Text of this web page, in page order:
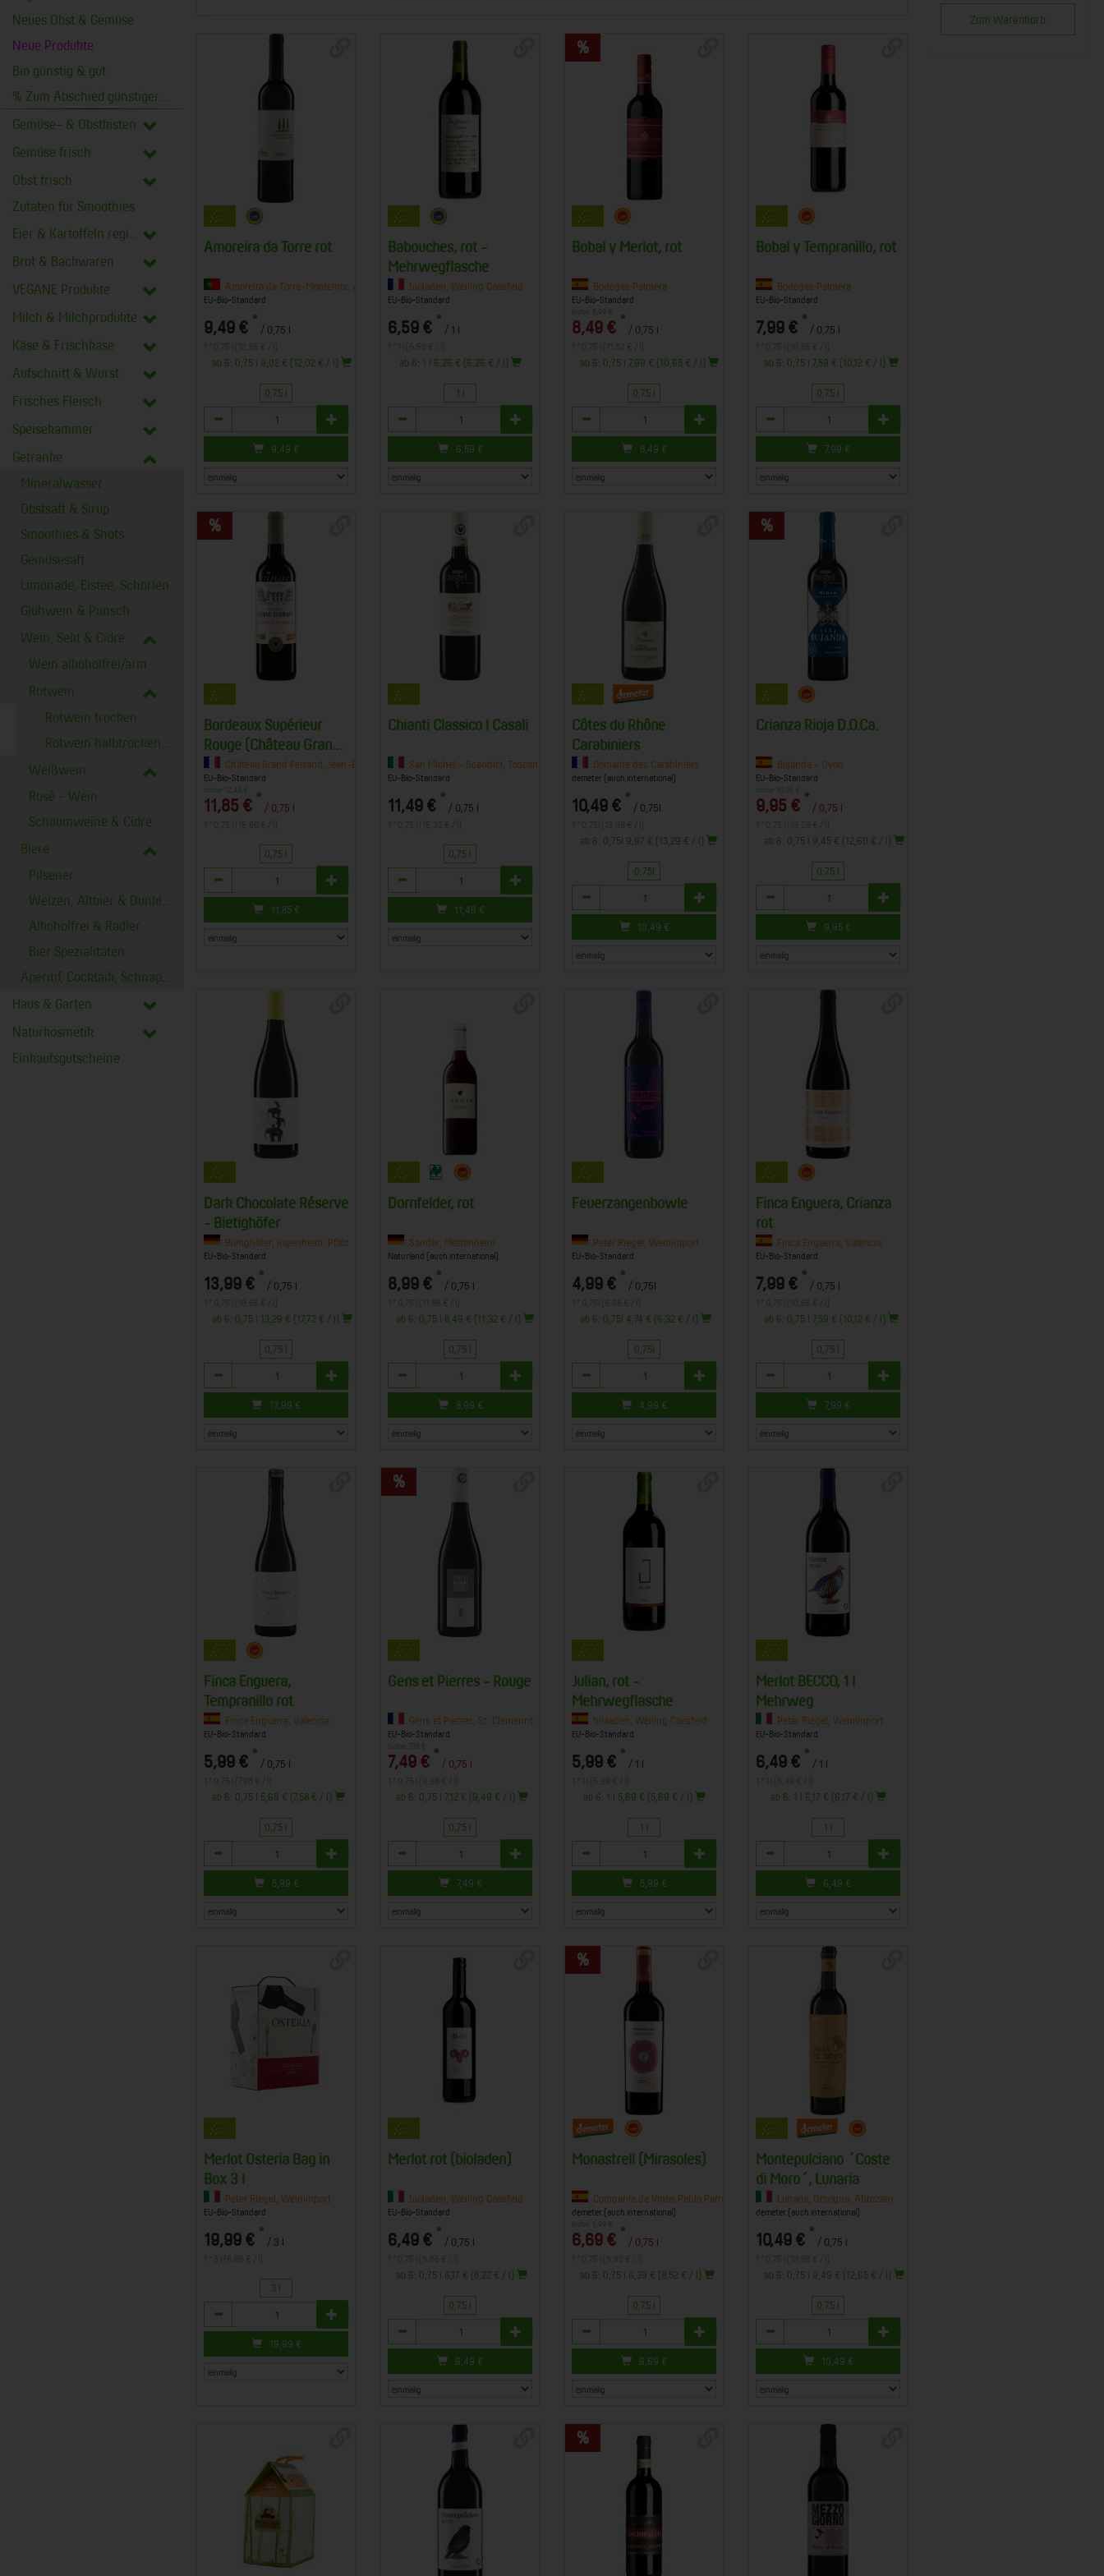
Neues Obst & Gemüse
Neue Produkte
Bio günstig & gut
Gemüse- & Obstkisten
Gemüse frisch
Obst frisch
Zutaten für Smoothies
Eier & Kartoffeln regional
Brot & Backwaren
VEGANE Produkte
Milch & Milchprodukte
Käse & Frischkäse
Aufschnitt & Wurst
Frisches Fleisch
Speisekammer
Getränke
Mineralwasser
Obstsaft & Sirup
Smoothies & Shots
Gemüsesaft
Limonade, Eistee, Schorlen
Glühwein & Punsch
Wein, Sekt & Cidre
Wein alkoholfrei/arm
Rotwein
Rotwein trocken
Weißwein
Rosé - Wein
Schaumweine & Cidre
Biere
Pilsener
Alkoholfrei & Radler
Bier Spezialitäten
Haus & Garten
Naturkosmetik
Einkaufsgutscheine
Amoreira da Torre rot
Amoreira da Torre-Montemor, Alentejo
EU-Bio-Standard
9,49 € * / 0,75 l
ab 6: 0,75 l 9,02 € (12,02 € / l)
0,75 l
Anzahl
9,49 €
Babouches, rot -
Mehrwegflasche
bioladen, Weiling Coesfeld
EU-Bio-Standard
6,59 € * / 1 l
ab 6: 1 l 6,26 € (6,26 € / l)
1 l
Anzahl
6,59 €
Bobal y Merlot, rot
Bodegas Palmera
EU-Bio-Standard
8,49 € * / 0,75 l
ab 6: 0,75 l 7,99 € (10,65 € / l)
0,75 l
Anzahl
8,49 €
Bobal y Tempranillo, rot
Bodegas Palmera
EU-Bio-Standard
7,99 € * / 0,75 l
ab 6: 0,75 l 7,59 € (10,12 € / l)
0,75 l
Anzahl
7,99 €
Bordeaux Supérieur
Rouge (Château Grand
Ferrand)
Château Grand Ferrand, Jean-Baptiste Soula, Sauveterre-de-Guyenne
EU-Bio-Standard
11,85 € * / 0,75 l
0,75 l
Anzahl
11,85 €
Chianti Classico I Casali
San Michel - Scandici, Toscana
EU-Bio-Standard
11,49 € * / 0,75 l
0,75 l
Anzahl
11,49 €
Côtes du Rhône
Carabiniers
Domaine des Carabiniers
demeter (auch international)
10,49 € * / 0,75l
ab 6: 0,75l 9,97 € (13,29 € / l)
0,75l
Anzahl
10,49 €
Crianza Rioja D.O.Ca.
Bujanda - Oyon
EU-Bio-Standard
9,95 € * / 0,75 l
ab 6: 0,75 l 9,45 € (12,60 € / l)
0,75 l
Anzahl
9,95 €
Dark Chocolate Réserve
- Bietighöfer
Bietighöfer, Ingenheim, Pfalz
EU-Bio-Standard
13,99 € * / 0,75 l
ab 6: 0,75 l 13,29 € (17,72 € / l)
0,75 l
Anzahl
13,99 €
Dornfelder, rot
Sander, Mettenheim
Naturland (auch international)
8,99 € * / 0,75 l
ab 6: 0,75 l 8,49 € (11,32 € / l)
0,75 l
Anzahl
8,99 €
Feuerzangenbowle
Peter Riegel, Weinimport
EU-Bio-Standard
4,99 € * / 0,75l
ab 6: 0,75l 4,74 € (6,32 € / l)
0,75l
Anzahl
4,99 €
Finca Enguera, Crianza
rot
Finca Enguerra, Valencia
EU-Bio-Standard
7,99 € * / 0,75 l
ab 6: 0,75 l 7,59 € (10,12 € / l)
0,75 l
Anzahl
7,99 €
Finca Enguera,
Tempranillo rot
Finca Enguerra, Valencia
EU-Bio-Standard
5,99 € * / 0,75 l
ab 6: 0,75 l 5,69 € (7,58 € / l)
0,75 l
Anzahl
5,99 €
Gens et Pierres - Rouge
Gens et Pierres, St. Clemennt
EU-Bio-Standard
7,49 € * / 0,75 l
ab 6: 0,75 l 7,12 € (9,49 € / l)
0,75 l
Anzahl
7,49 €
Julian, rot -
Mehrwegflasche
bioladen, Weiling Coesfeld
EU-Bio-Standard
5,99 € * / 1 l
ab 6: 1 l 5,69 € (5,69 € / l)
1 l
Anzahl
5,99 €
Merlot BECCO, 1 l
Mehrweg
Peter Riegel, Weinimport
EU-Bio-Standard
6,49 € * / 1 l
ab 6: 1 l 6,17 € (6,17 € / l)
1 l
Anzahl
6,49 €
Merlot Osteria Bag in
Box 3 l
Peter Riegel, Weinimport
EU-Bio-Standard
19,99 € * / 3 l
3 l
Anzahl
19,99 €
Merlot rot (bioladen)
bioladen, Weiling Coesfeld
EU-Bio-Standard
6,49 € * / 0,75 l
ab 6: 0,75 l 6,17 € (8,22 € / l)
0,75 l
Anzahl
6,49 €
Monastrell (Mirasoles)
Compania de Vinos Pablo Parra
demeter (auch international)
6,69 € * / 0,75 l
ab 6: 0,75 l 6,39 € (8,52 € / l)
0,75 l
Anzahl
6,69 €
Montepulciano ´Coste
di Moro´, Lunaria
Lunaria, Orsogna, Abruzzen
demeter (auch international)
10,49 € * / 0,75 l
ab 6: 0,75 l 9,49 € (12,65 € / l)
0,75 l
Anzahl
10,49 €
Zum Warenkorb